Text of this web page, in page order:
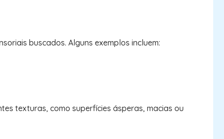
buscados. Alguns exemplos incluem:
texturas, como superfícies ásperas, macias ou